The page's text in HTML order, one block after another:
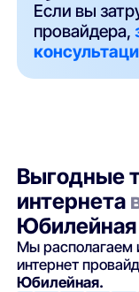
Если вы
провайдера,
Выгодные
интернета
Юбилейная
Мы располагаем
интернет
Юбилейная.